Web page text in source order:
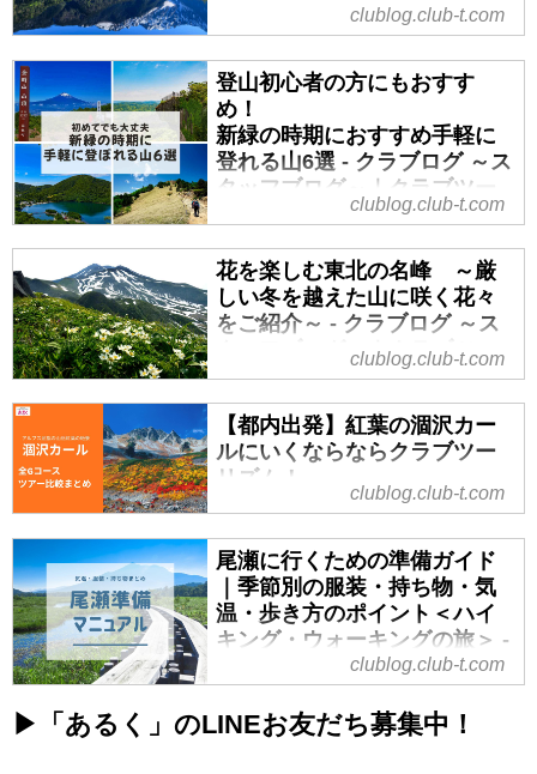
～スタッフブログ～｜クラブ
ツーリズム
関東から気軽に日帰りで行くこと
ができ、登山・山登り・ハイキン
グ初心者でも歩きやすい、人気の
ある１８のおすすめの山をご紹介
いたします！初めての登山・山登
り・ハイキングの山選びの参考に
clublog.club-t.com
登山初心者の方にもおすす
め！
新緑の時期におすすめ手軽に
登れる山6選 - クラブログ ～ス
タッフブログ～｜クラブツー
新緑がまぶしく、風が心地よい季
節。この時期の山は、自然を身近
に感じるのにぴったりの場所で
す。「山に登るのは初めて」とい
う方でも、ゆっくり歩けば楽しめ
日の過ごし方に、自然の中で過ご
す特別な一日を取り入れてみませ
んか。今回は、近場で登山初心者
の方にも手軽に登れる山をご紹介
アルプス登山を予定している方に
も、足慣らしとしておすすめの山
ばかりです。
▼クラブツーリズム登山特集はこ
発】│クラブツーリズム
clublog.club-t.com
花を楽しむ東北の名峰 ～厳
しい冬を越えた山に咲く花々
をご紹介～ - クラブログ ～ス
タッフブログ～｜クラブツー
リズム
「花の宝庫」東北で出会う、特別
な山の風景
東北の山々は、雪解けとともに一
斉に花が咲きはじめる、まさに
らこそ出会える、可憐で力強い高
山植物の姿は、訪れる人の心を静
かに魅了します。
今回は、そんな東北ならではの美
しい花々と出会える山々の魅力を
ご紹介します！
花を愛でる登山ツアー・旅行【関
東発】│クラブツーリズム
clublog.club-t.com
【都内出発】紅葉の涸沢カー
ルにいくならならクラブツー
リズム！
多彩なラインナップからツア
グ ～スタッフブログ～｜クラ
ブツーリズム
クラブツーリズムの「涸沢カール
登山ツアー」は30年以上の歴史を
持ち、数多くのお客様を支えてき
ウハウを生かし、安心・安全を最
clublog.club-t.com
尾瀬に行くための準備ガイド
｜季節別の服装・持ち物・気
温・歩き方のポイント＜ハイ
キング・ウォーキングの旅＞ -
クラブログ ～スタッフブログ
～｜クラブツーリズム
尾瀬は標高1,400m前後に広がる日
clublog.club-t.com
▶「あるく」のLINEお友だち募集中！